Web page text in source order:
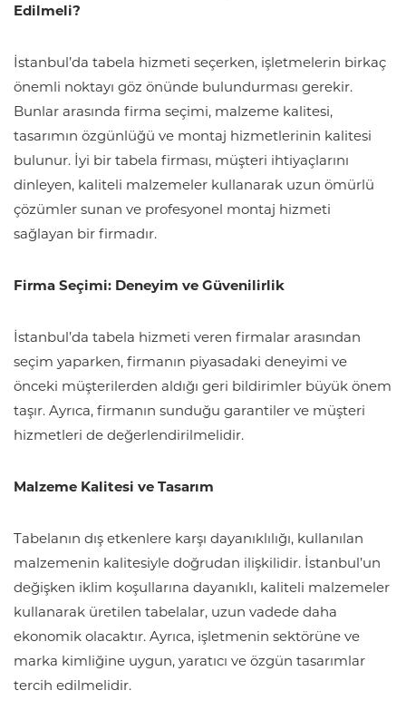
Edilmeli?
İstanbul’da tabela hizmeti seçerken, işletmelerin birkaç
önemli noktayı göz önünde bulundurması gerekir.
Bunlar arasında firma seçimi, malzeme kalitesi,
tasarımın özgünlüğü ve montaj hizmetlerinin kalitesi
bulunur. İyi bir tabela firması, müşteri ihtiyaçlarını
dinleyen, kaliteli malzemeler kullanarak uzun ömürlü
çözümler sunan ve profesyonel montaj hizmeti
sağlayan bir firmadır.
Firma Seçimi: Deneyim ve Güvenilirlik
İstanbul’da tabela hizmeti veren firmalar arasından
seçim yaparken, firmanın piyasadaki deneyimi ve
önceki müşterilerden aldığı geri bildirimler büyük önem
taşır. Ayrıca, firmanın sunduğu garantiler ve müşteri
hizmetleri de değerlendirilmelidir.
Malzeme Kalitesi ve Tasarım
Tabelanın dış etkenlere karşı dayanıklılığı, kullanılan
malzemenin kalitesiyle doğrudan ilişkilidir. İstanbul’un
değişken iklim koşullarına dayanıklı, kaliteli malzemeler
kullanarak üretilen tabelalar, uzun vadede daha
ekonomik olacaktır. Ayrıca, işletmenin sektörüne ve
marka kimliğine uygun, yaratıcı ve özgün tasarımlar
tercih edilmelidir.